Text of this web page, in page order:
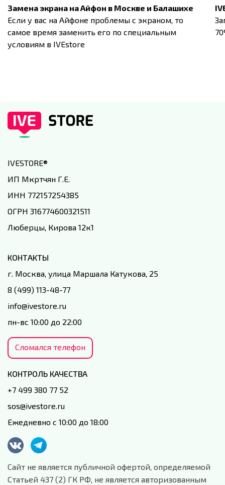
Замена экрана на Айфон в Москве и Балашихе
Если у вас на Айфоне проблемы с экраном, то
самое время заменить его по специальным
условиям в IVEstore
IVESTORE®
ИП Мкртчян Г.Е.
ИНН 772157254385
ОГРН 316774600321511
Люберцы, Кирова 12к1
КОНТАКТЫ
г. Москва, улица Маршала Катукова, 25
8 (499) 113-48-77
info@ivestore.ru
пн-вс 10:00 до 22:00
Сломался телефон
КОНТРОЛЬ КАЧЕСТВА
+7 499 380 77 52
sos@ivestore.ru
Ежедневно с 10:00 до 18:00
Сайт не является публичной офертой, определяемой
Статьей 437 (2) ГК РФ, не является авторизованным